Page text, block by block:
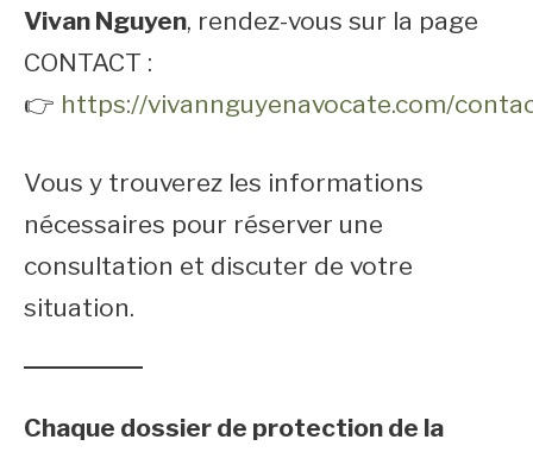
Vivan Nguyen, rendez-vous sur la page
CONTACT :
👉 https://vivannguyenavocate.com/
Vous y trouverez les informations
nécessaires pour réserver une
consultation et discuter de votre
situation.
Chaque dossier de protection de la